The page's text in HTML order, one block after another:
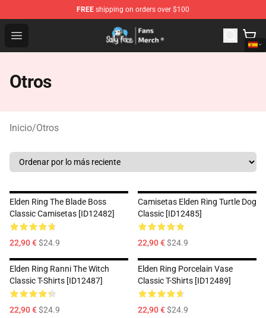
FREE shipping on orders over $100
Open menu
Sally Face Store - Official Sally Face Merchandise Shop
Otros
Inicio/Otros
Elden Ring The Blade Boss
Classic Camisetas [ID12482]
22,90 €$24.9
Camisetas Elden Ring Turtle Dog
Classic [ID12485]
22,90 €$24.9
Elden Ring Ranni The Witch
Classic T-Shirts [ID12487]
22,90 €$24.9
Elden Ring Porcelain Vase
Classic T-Shirts [ID12489]
22,90 €$24.9